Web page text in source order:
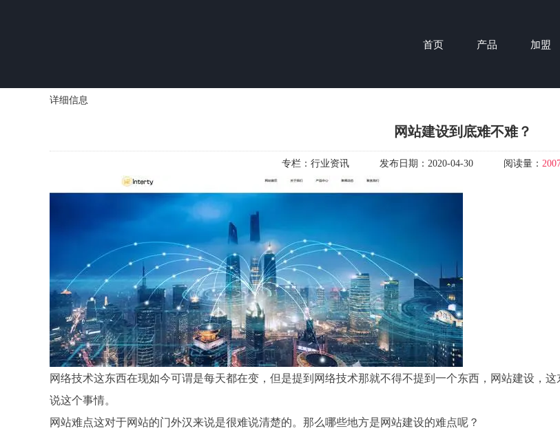
首页 产品 加盟
详细信息
网站建设到底难不难？
专栏： 行业资讯 发布日期： 2020-04-30 阅读量：
网络技术这东西在现如今可谓是每天都在变，但是提到网络技术那就不得不提到一个东西，网站建设，
说这个事情。
网站难点这对于网站的门外汉来说是很难说清楚的。那么哪些地方是网站建设的难点呢？